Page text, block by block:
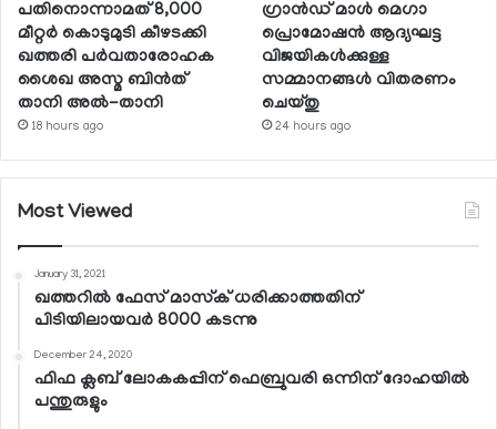
പതിനൊന്നാമത് 8,000
മീറ്റര്‍ കൊടുമുടി കീഴടക്കി
ഖത്തരി പര്‍വതാരോഹക
ശൈഖ അസ്മ ബിന്‍ത്
താനി അല്‍-താനി
18 hours ago
ഗ്രാന്‍ഡ് മാള്‍ മെഗാ
പ്രൊമോഷന്‍ ആദ്യഘട്ട
വിജയികള്‍ക്കുള്ള
സമ്മാനങ്ങള്‍ വിതരണം
ചെയ്തു
24 hours ago
Most Viewed
January 31, 2021
ഖത്തറില്‍ ഫേസ് മാസ്‌ക് ധരിക്കാത്തതിന്
പിടിയിലായവര്‍ 8000 കടന്നു
December 24, 2020
ഫിഫ ക്ലബ് ലോകകപ്പിന് ഫെബ്രുവരി ഒന്നിന് ദോഹയില്‍
പന്തുരുളും